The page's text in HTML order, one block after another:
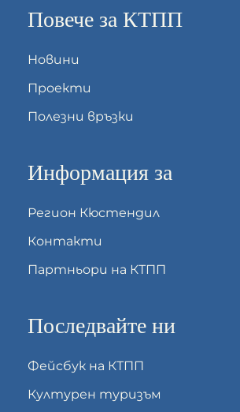
Повече за КТПП
Новини
Проекти
Полезни връзки
Информация за
Регион Кюстендил
Контакти
Партньори на КТПП
Последвайте ни
Фейсбук на КТПП
Културен туризъм